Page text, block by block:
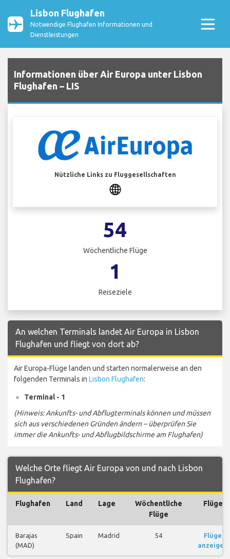
Lisbon Flughafen
Notwendige Flughafen Informationen und
Dienstleistungen
Informationen über Air Europa unter Lisbon
Flughafen – LIS
Nützliche Links zu Fluggesellschaften
54
Wöchentliche Flüge
1
Reiseziele
An welchen Terminals landet Air Europa in Lisbon
Flughafen und fliegt von dort ab?
Air Europa-Flüge landen und starten normalerweise an den
folgenden Terminals in Lisbon Flughafen:
Terminal - 1
(Hinweis: Ankunfts- und Abflugterminals können und müssen
sich aus verschiedenen Gründen ändern – überprüfen Sie
immer die Ankunfts- und Abflugbildschirme am Flughafen)
Welche Orte fliegt Air Europa von und nach Lisbon
Flughafen?
Flughafen Land Lage
Wöchentliche
Flüge
Flüge
Barajas
(MAD)
Spain Madrid 54
Flüge
anzeigen